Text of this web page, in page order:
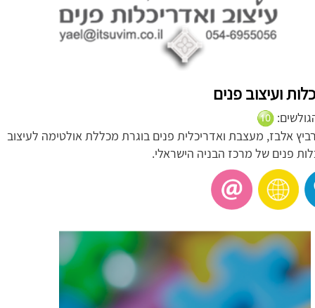
ועיצוב פנים
אלבז, מעצבת ואדריכלית פנים בוגרת מכללת אולטימה לעיצוב
פנים של מרכז הבניה הישראלי.